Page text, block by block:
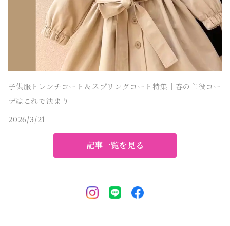
子供服トレンチコート＆スプリングコート特集｜春の主役コー
デはこれで決まり
2026/3/21
記事一覧を見る